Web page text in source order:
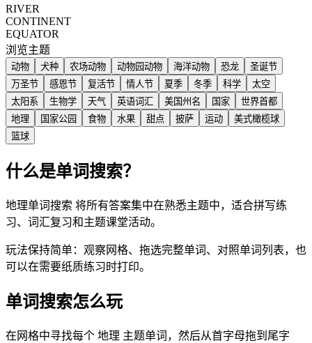
RIVER
CONTINENT
EQUATOR
浏览主题
动物 犬种 农场动物 动物园动物 海洋动物 恐龙
圣诞节
万圣节
感恩节 复活节 情人节 夏季 冬季 科学
太空
太阳系
生物学 天气 英语词汇 美国州名 国家
世界首都
地理
国家公园 食物 水果 甜点 披萨 运动
美式橄榄球
篮球
什么是单词搜索？
地理单词搜索 将所有答案集中在熟悉主题中，适合拼写练
习、词汇复习和主题课堂活动。
玩法保持简单：观察网格、拖选完整单词、对照单词列表，也
可以在需要纸质练习时打印。
单词搜索怎么玩
在网格中寻找每个 地理 主题单词，然后从首字母拖到尾字